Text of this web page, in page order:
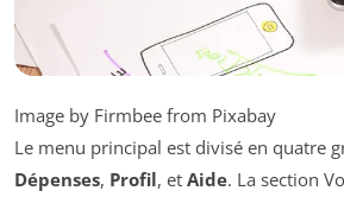
Image by Firmbee from Pixabay
Le menu principal est divisé en quatre
Dépenses, Profil, et Aide. La section